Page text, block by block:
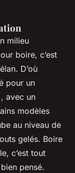
milieu
boire, c’est
D’où
pour un
avec un
modèles
au niveau de
gelés. Boire
c’est tout
bien pensé.